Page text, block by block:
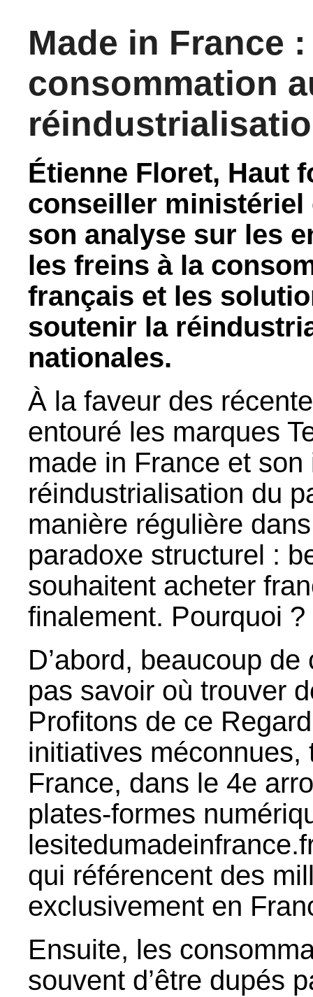
Made in France
consommation
Étienne Floret, Haut
conseiller ministériel
son analyse sur les
les freins à la
français et les
soutenir la
nationales.
À la faveur des
entouré les marques
made in France et
réindustrialisation du
manière régulière
paradoxe structurel :
souhaitent acheter
finalement. Pourquoi ?
D’abord, beaucoup
pas savoir où trouver
Profitons de ce
initiatives
France, dans le 4e
plates-formes
qui référencent des
exclusivement en
Ensuite, les
souvent d’être dupés